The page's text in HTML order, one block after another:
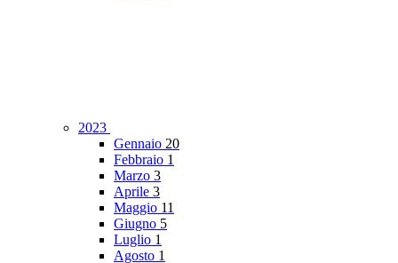
2023
Gennaio 20
Febbraio 1
Marzo 3
Aprile 3
Maggio 11
Giugno 5
Luglio 1
Agosto 1